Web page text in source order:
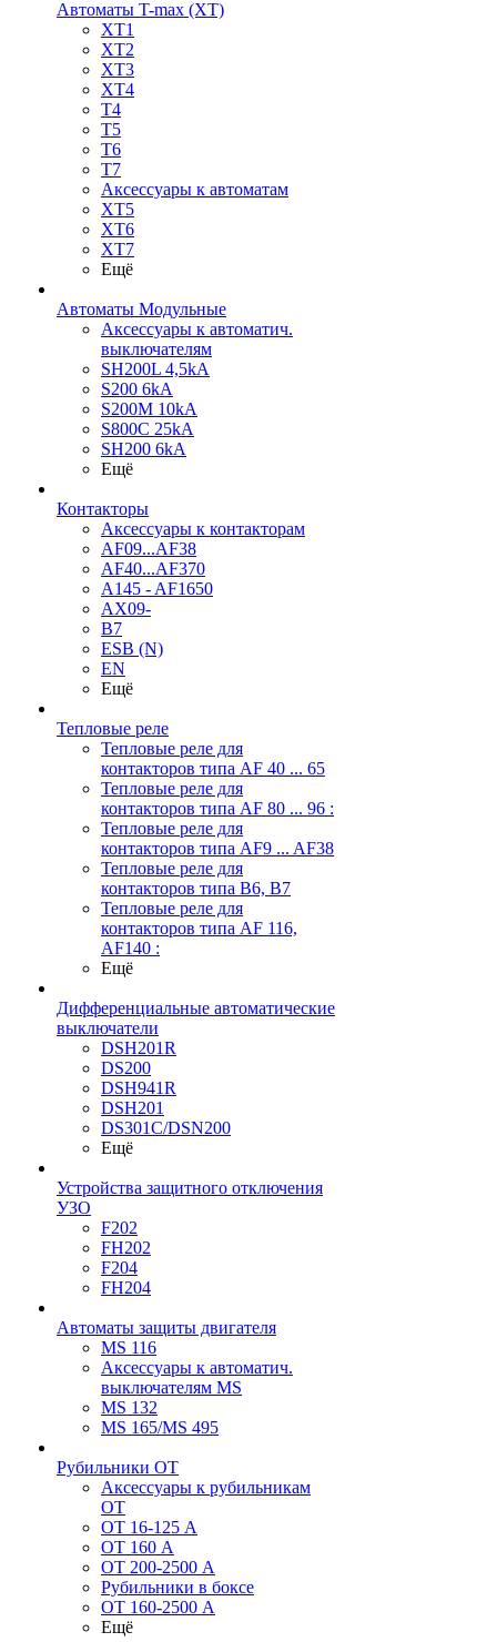
Автоматы T-max (XT)
XT1
XT2
XT3
XT4
T4
T5
T6
T7
Аксессуары к автоматам
XT5
XT6
XT7
Ещё
Автоматы Модульные
Аксессуары к автоматич.
выключателям
SH200L 4,5kA
S200 6kA
S200M 10kA
S800C 25kA
SH200 6kA
Ещё
Контакторы
Аксессуары к контакторам
AF09...AF38
AF40...AF370
A145 - AF1650
AX09-
B7
ESB (N)
EN
Ещё
Тепловые реле
Тепловые реле для
контакторов типа AF 40 ... 65
Тепловые реле для
контакторов типа AF 80 ... 96 :
Тепловые реле для
контакторов типа AF9 ... AF38
Тепловые реле для
контакторов типа В6, В7
Тепловые реле для
контакторов типа AF 116,
AF140 :
Ещё
Дифференциальные автоматические
выключатели
DSH201R
DS200
DSH941R
DSH201
DS301C/DSN200
Ещё
Устройства защитного отключения
УЗО
F202
FH202
F204
FH204
Автоматы защиты двигателя
MS 116
Аксессуары к автоматич.
выключателям MS
MS 132
MS 165/MS 495
Рубильники ОТ
Аксессуары к рубильникам
OT
OT 16-125 А
OT 160 А
OT 200-2500 А
Рубильники в боксе
OT 160-2500 А
Ещё